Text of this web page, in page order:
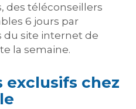
des téléconseillers
6 jours par
du site internet de
la semaine.
exclusifs chez